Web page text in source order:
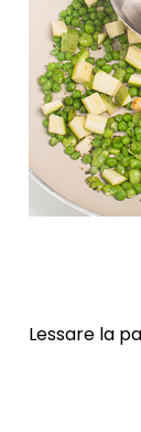
Lessare la